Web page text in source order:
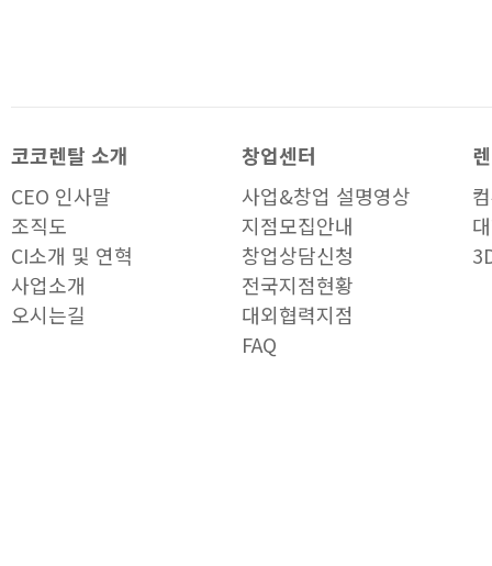
코코렌탈 소개
CEO 인사말
조직도
CI소개 및 연혁
사업소개
오시는길
창업센터
사업&창업 설명영상
지점모집안내
창업상담신청
전국지점현황
대외협력지점
FAQ